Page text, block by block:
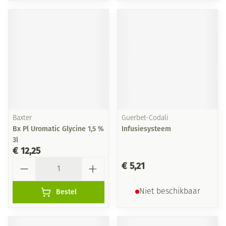
Baxter
Bx Pl Uromatic Glycine 1,5 %
3l
€ 12,25
Bestel
Guerbet-Codali
Infusiesysteem
€ 5,21
Niet beschikbaar